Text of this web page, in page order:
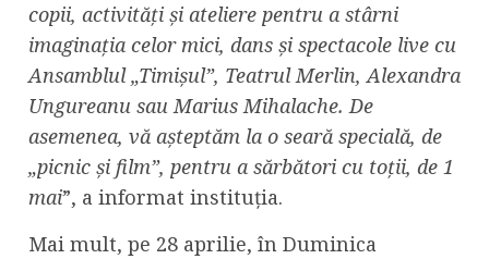
copii, activități și ateliere pentru a stârni
imaginația celor mici, dans și spectacole live cu
Ansamblul „Timișul”, Teatrul Merlin, Alexandra
Ungureanu sau Marius Mihalache. De
asemenea, vă așteptăm la o seară specială, de
„picnic și film”, pentru a sărbători cu toții, de 1
mai”, a informat instituția.
Mai mult, pe 28 aprilie, în Duminica